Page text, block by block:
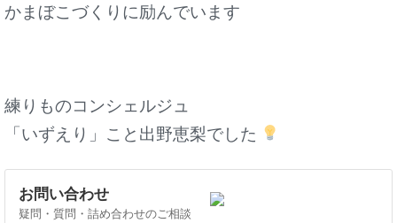
かまぼこづくりに励んでいます
練りものコンシェルジュ
「いずえり」こと出野恵梨でした
お問い合わせ
疑問・質問・詰め合わせのご相談